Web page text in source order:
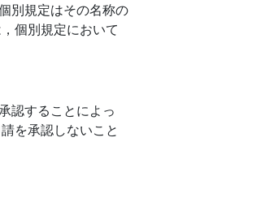
別規定はその名称の
個別規定において
認することによっ
を承認しないこと